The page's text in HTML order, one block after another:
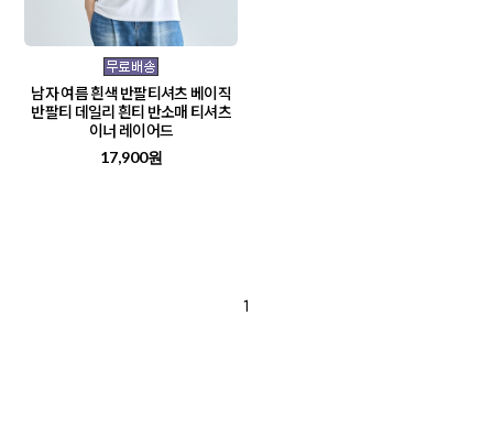
남자 여름 흰색 반팔티셔츠 베이직
반팔티 데일리 흰티 반소매 티셔츠
이너 레이어드
17,900원
1